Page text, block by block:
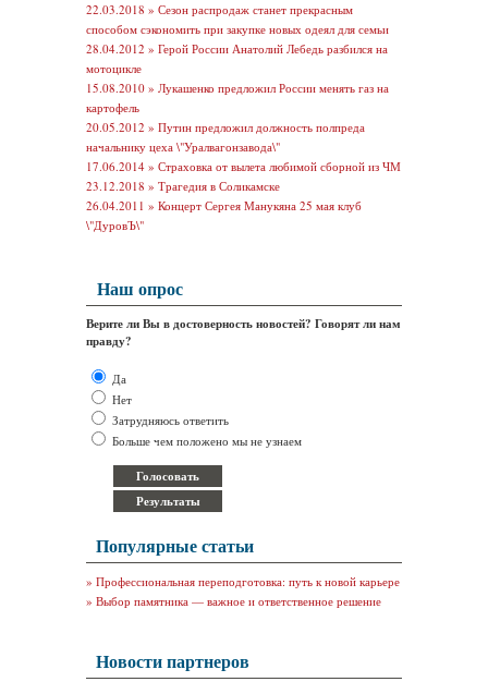
22.03.2018 » Сезон распродаж станет прекрасным
способом сэкономить при закупке новых одеял для семьи
28.04.2012 » Герой России Анатолий Лебедь разбился на
мотоцикле
15.08.2010 » Лукашенко предложил России менять газ на
картофель
20.05.2012 » Путин предложил должность полпреда
начальнику цеха \"Уралвагонзавода\"
17.06.2014 » Страховка от вылета любимой сборной из ЧМ
23.12.2018 » Трагедия в Соликамске
26.04.2011 » Концерт Сергея Манукяна 25 мая клуб
\"ДуровЪ\"
Наш опрос
Верите ли Вы в достоверность новостей? Говорят ли нам
правду?
Да
Нет
Затрудняюсь ответить
Больше чем положено мы не узнаем
Популярные статьи
» Профессиональная переподготовка: путь к новой карьере
» Выбор памятника — важное и ответственное решение
Новости партнеров